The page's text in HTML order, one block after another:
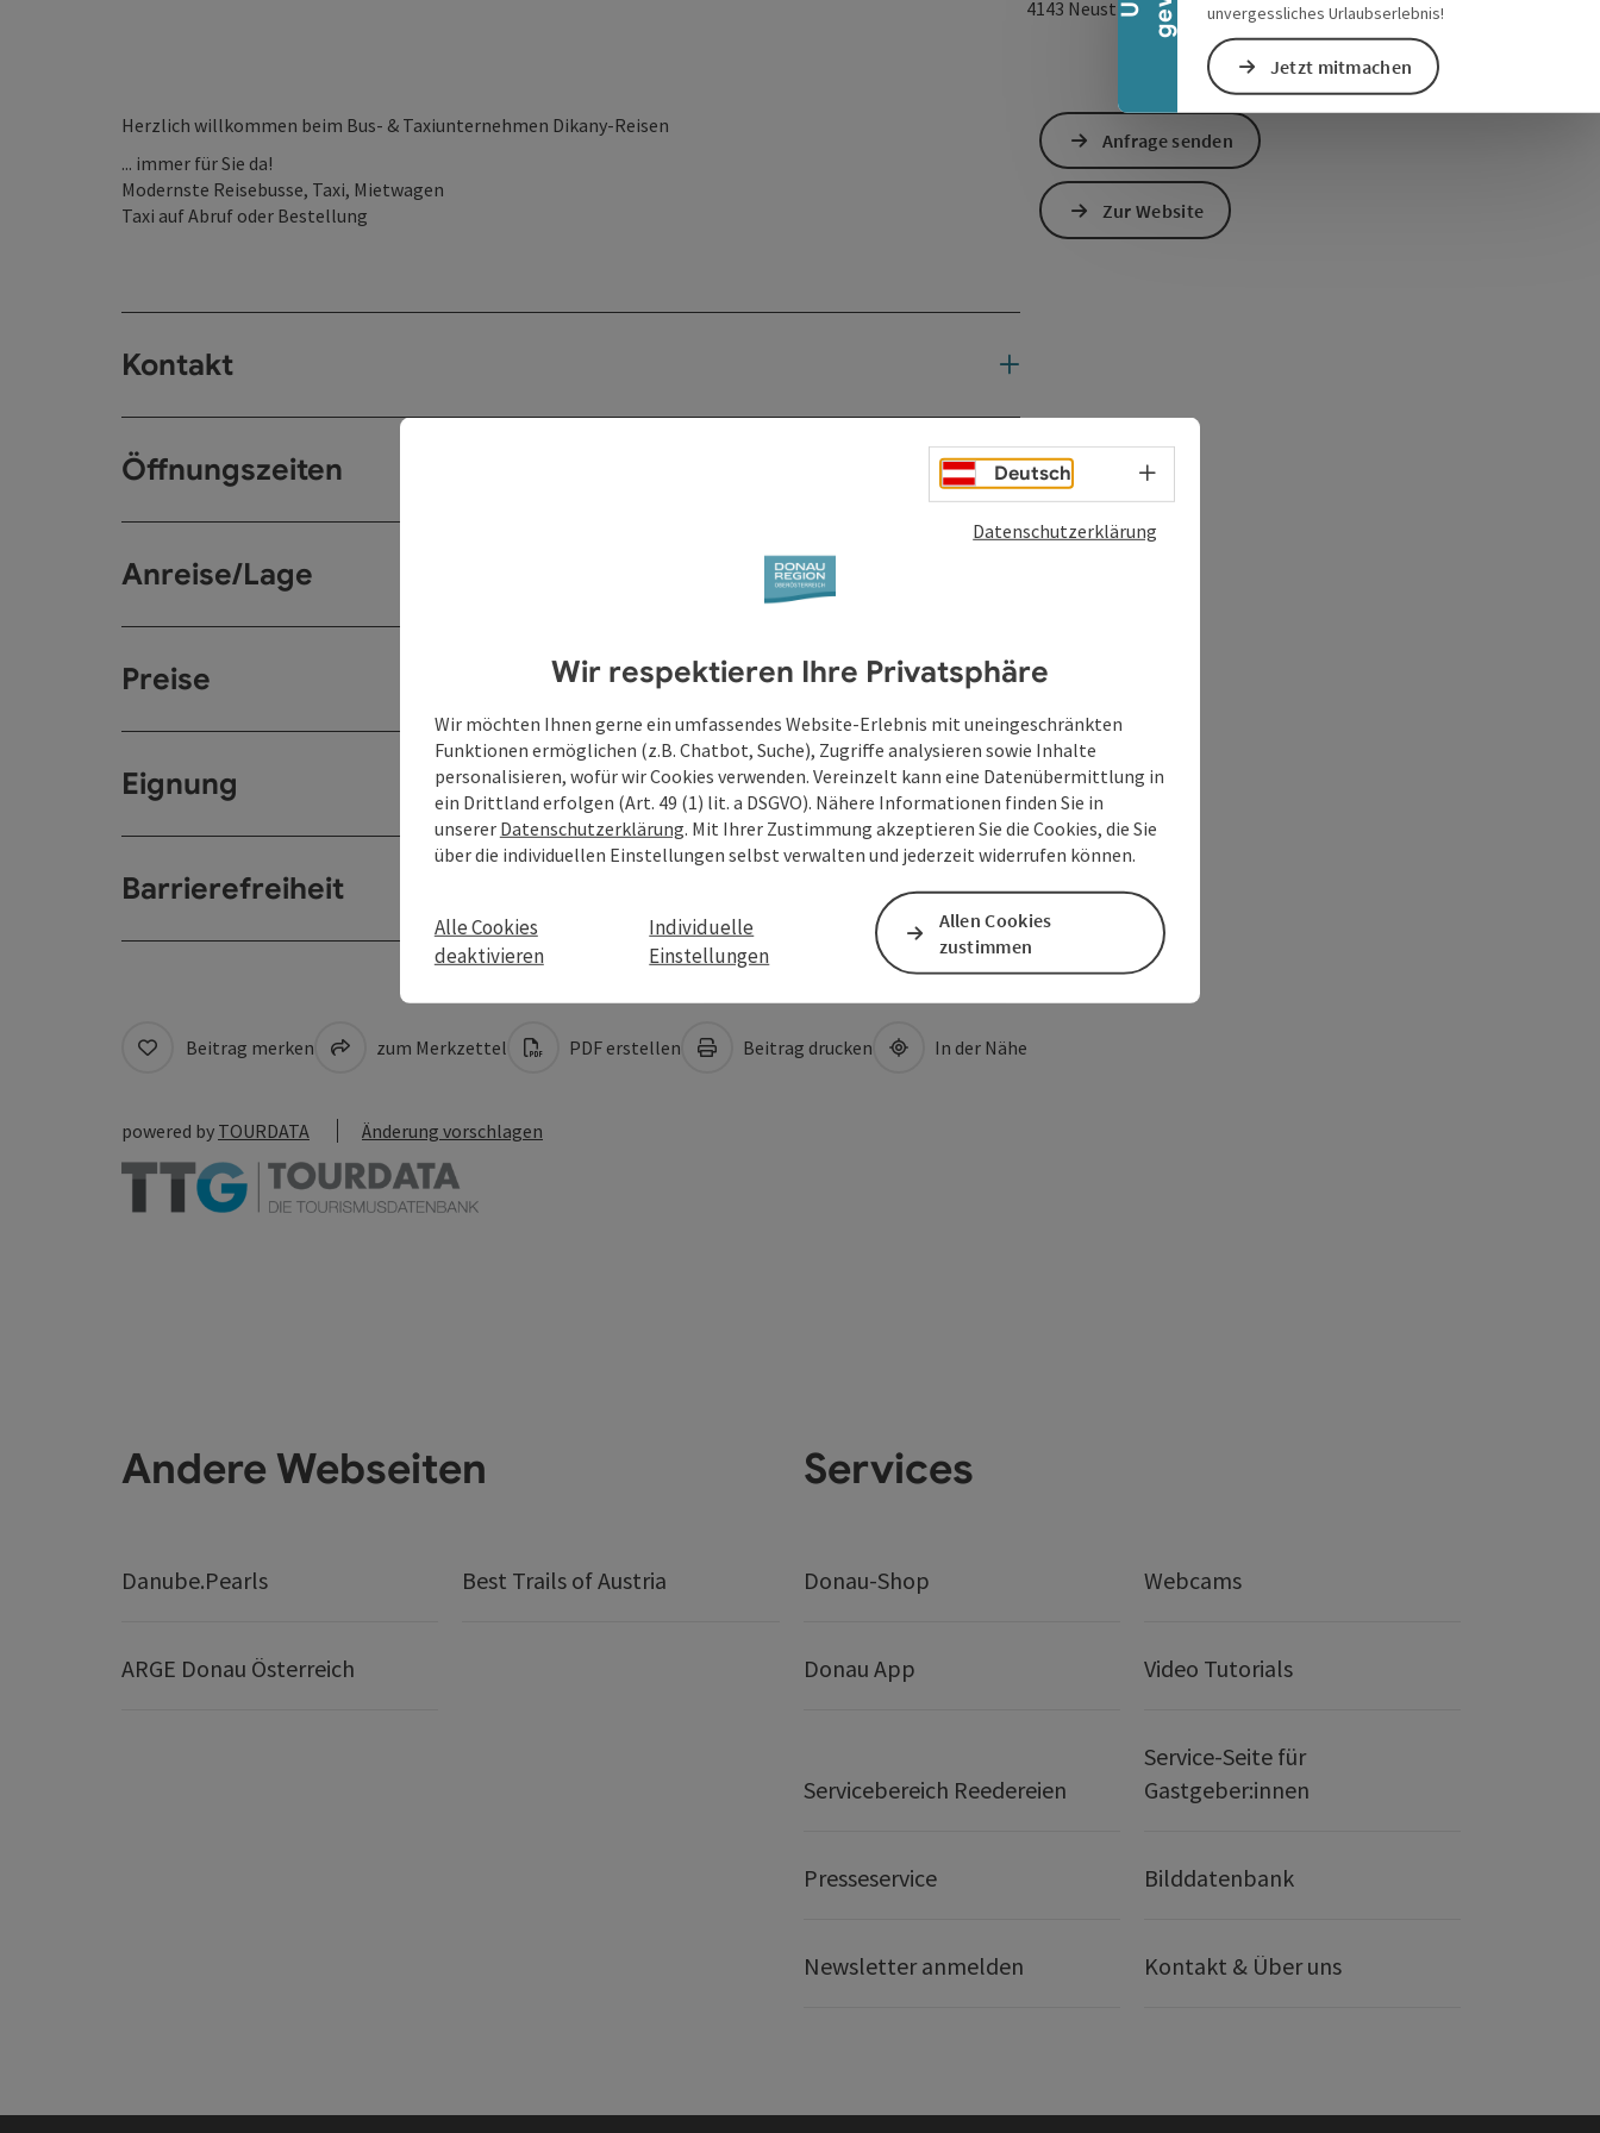
unvergessliches Urlaubserlebnis!
Jetzt mitmachen
4143 Neustift im Mühlkreis in Google Maps öffnen
in Apple Maps
Herzlich willkommen beim Bus- & Taxiunternehmen Dikany-Reisen
... immer für Sie da!
Modernste Reisebusse, Taxi, Mietwagen
Taxi auf Abruf oder Bestellung
Kontakt
Öffnungszeiten
Anreise/Lage
Preise
Eignung
Barrierefreiheit
Anfrage senden
Zur Website
Beitrag merken zum Merkzettel PDF erstellen Beitrag drucken In der Nähe
powered by TOURDATA Änderung vorschlagen
Andere Webseiten
Danube.Pearls Best Trails of Austria
ARGE Donau Österreich
Services
Donau-Shop Webcams
Donau App Video Tutorials
Servicebereich Reedereien
Service-Seite für
Gastgeber:innen
Presseservice Bilddatenbank
Newsletter anmelden Kontakt & Über uns
Deutsch Sprachwahl - Menü öffnen
Datenschutzerklärung
Wir respektieren Ihre Privatsphäre
Wir möchten Ihnen gerne ein umfassendes Website-Erlebnis mit uneingeschränkten
Funktionen ermöglichen (z.B. Chatbot, Suche), Zugriffe analysieren sowie Inhalte
personalisieren, wofür wir Cookies verwenden. Vereinzelt kann eine Datenübermittlung in
ein Drittland erfolgen (Art. 49 (1) lit. a DSGVO). Nähere Informationen finden Sie in
unserer Datenschutzerklärung. Mit Ihrer Zustimmung akzeptieren Sie die Cookies, die Sie
über die individuellen Einstellungen selbst verwalten und jederzeit widerrufen können.
Alle Cookies
deaktivieren
Individuelle
Einstellungen
Allen Cookies
zustimmen